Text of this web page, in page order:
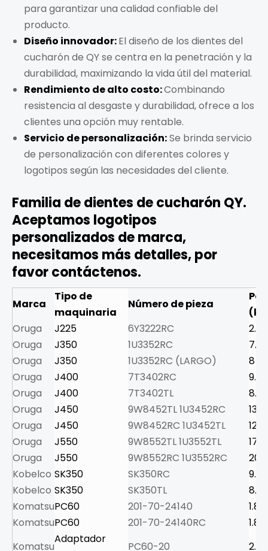
para garantizar una calidad confiable del
producto.
Diseño innovador:El diseño de los dientes del
cucharón de QY se centra en la penetración y la
durabilidad, maximizando la vida útil del material.
Rendimiento de alto costo:Combinando
resistencia al desgaste y durabilidad, ofrece a los
clientes una opción muy rentable.
Servicio de personalización:Se brinda servicio
de personalización con diferentes colores y
logotipos según las necesidades del cliente.
Familia de dientes de cucharón QY.
Aceptamos logotipos
personalizados de marca,
necesitamos más detalles, por
favor contáctenos.
Marca
Tipo de
maquinaria
Número de pieza
Oruga
J225 6Y3222RC
2.9
Oruga
J350 1U3352RC
7.5
Oruga
J350 1U3352RC (LARGO)
8
Oruga
J400 7T3402RC
9.5
Oruga
J400 7T3402TL
8.3
Oruga
J450 9W8452TL 1U3452RC
13.5
Oruga
J450 9W8452RC 1U3452TL
12.0
Oruga
J550 9W8552TL 1U3552TL
17.5
Oruga
J550 9W8552RC 1U3552RC
20.5
Kobelco SK350 SK350RC
9.5
Kobelco SK350 SK350TL
8.3
KomatsuPC60 201-70-24140
1.8
KomatsuPC60 201-70-24140RC
1.8
Komatsu
Adaptador
PC60-20 2.5